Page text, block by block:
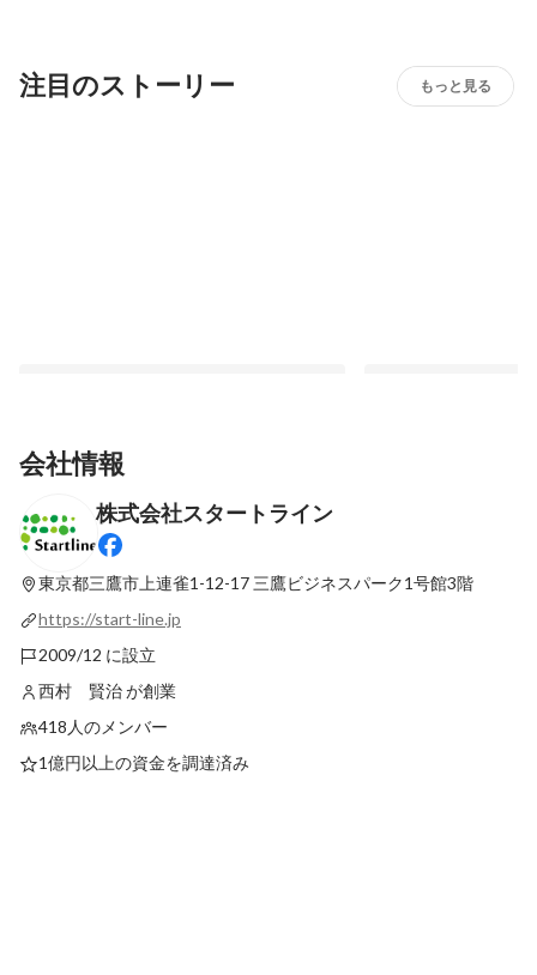
注目のストーリー もっと見る
【業務内容公開】企業の課題解決が、誰か
の「働く」を支える。 スタートラインのフ
ィールドセールスという仕事。
最新順で表示
た理由～
最新順で表示
会社情報
株式会社スタートライン
東京都三鷹市上連雀1-12-17 三鷹ビジネスパーク1号館3階
https://start-line.jp
2009/12 に設立
西村 賢治 が創業
418人のメンバー
1億円以上の資金を調達済み